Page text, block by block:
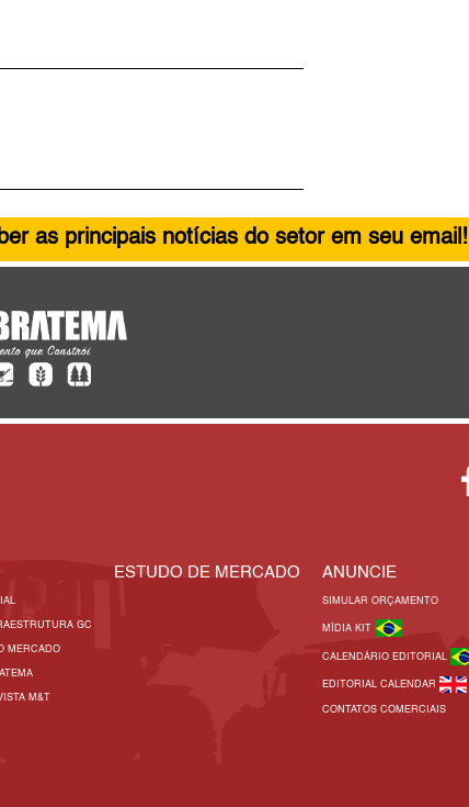
as principais notícias do setor em seu email!
GC
MERCADO
M&T
ESTUDO DE MERCADO ANUNCIE
SIMULAR ORÇAMENTO
MÍDIA KIT
CALENDÁRIO EDITORIAL
EDITORIAL CALENDAR
CONTATOS COMERCIAIS